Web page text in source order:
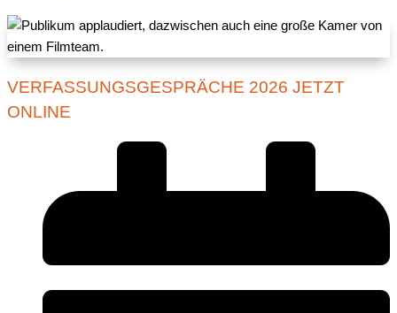
VERFASSUNGSGESPRÄCHE 2026 JETZT
ONLINE